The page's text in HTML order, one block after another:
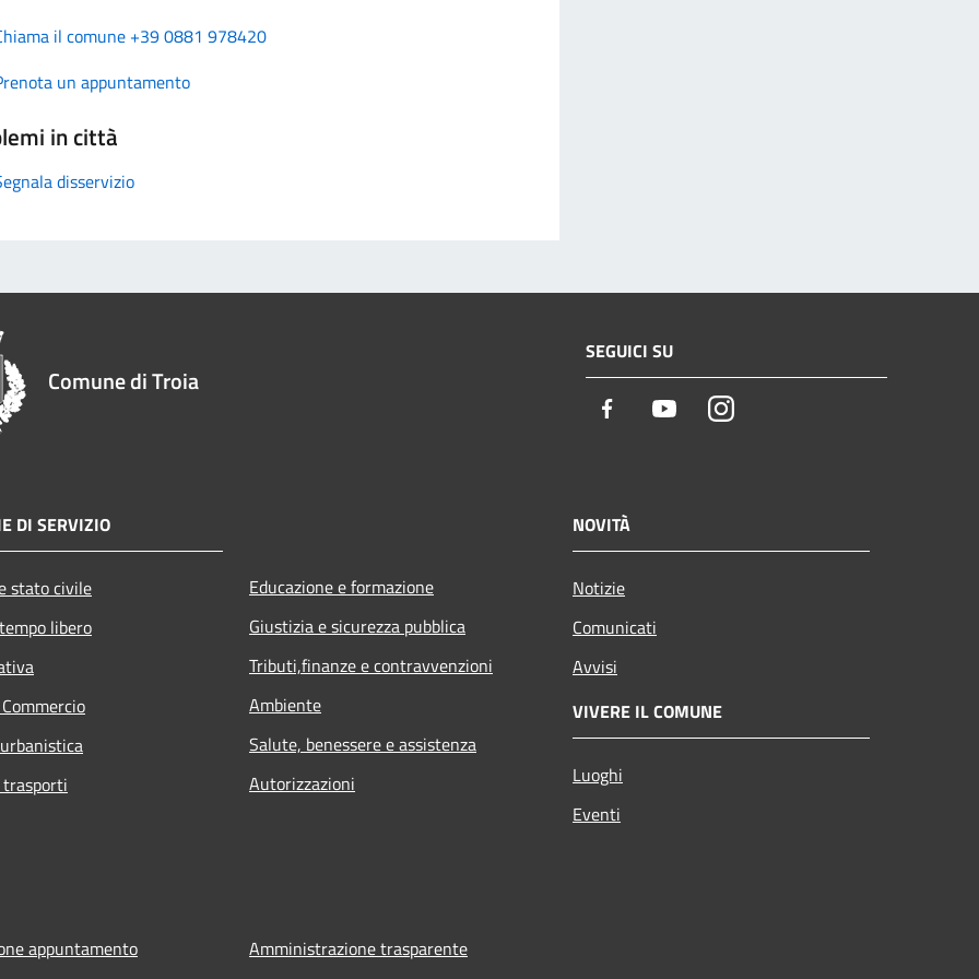
il comune +39 0881 978420
un appuntamento
in città
disservizio
Comune di Troia
SEGUICI SU
Facebook YoutubeInstagram
DI SERVIZIO
stato civile
libero
Educazione e formazione
Giustizia e sicurezza pubblica
Tributi,finanze e contravvenzioni
Ambiente
Salute, benessere e assistenza
Autorizzazioni
NOVITÀ
Notizie
Comunicati
Avvisi
VIVERE IL COMUNE
Luoghi
Eventi
appuntamento
Amministrazione trasparente